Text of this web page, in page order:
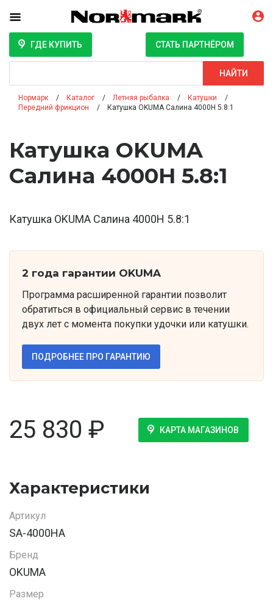
ГДЕ КУПИТЬ СТАТЬ ПАРТНЁРОМ
НАЙТИ
Нормарк Каталог Летняя рыбалка
Катушки
Передний фрикцион
Катушка OKUMA Салина 4000H 5.8:1
Катушка OKUMA
Салина 4000H 5.8:1
Катушка OKUMA Салина 4000H 5.8:1
2 года гарантии OKUMA
Программа расширенной гарантии позволит
обратиться в официальный сервис в течении
двух лет с момента покупки удочки или катушки.
ПОДРОБНЕЕ ПРО ГАРАНТИЮ
25 830 ₽ КАРТА МАГАЗИНОВ
Характеристики
Артикул
SA-4000HA
Бренд
OKUMA
Размер